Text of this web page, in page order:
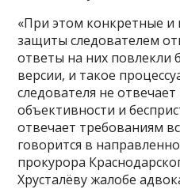
«При этом конкретные
защиты следователем
ответы на них повлекли
версии, и такое
следователя не
объективности и
отвечает требованиям
говорится в
прокурора
Хрусталёву жалобе